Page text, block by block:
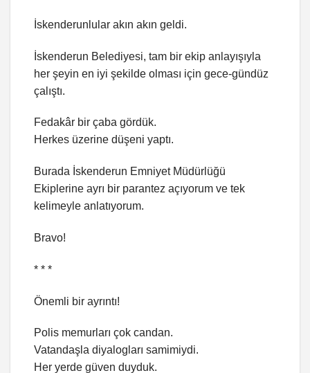
İskenderunlular akın akın geldi.
İskenderun Belediyesi, tam bir ekip anlayışıyla
her şeyin en iyi şekilde olması için gece-gündüz
çalıştı.
Fedakâr bir çaba gördük.
Herkes üzerine düşeni yaptı.
Burada İskenderun Emniyet Müdürlüğü
Ekiplerine ayrı bir parantez açıyorum ve tek
kelimeyle anlatıyorum.
Bravo!
* * *
Önemli bir ayrıntı!
Polis memurları çok candan.
Vatandaşla diyalogları samimiydi.
Her yerde güven duyduk.